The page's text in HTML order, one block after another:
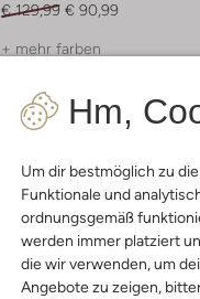
Hm,
Um dir bestmöglich zu
Funktionale und
ordnungsgemäß
werden immer platziert
die wir verwenden, um
Angebote zu zeigen,
€ 129,99 € 90,99
+ mehr farben